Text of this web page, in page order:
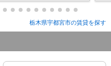
栃木県宇都宮市の賃貸を探す